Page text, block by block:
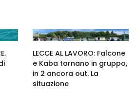
LECCE AL LAVORO: Falcone
e Kaba tornano in gruppo,
in 2 ancora out. La
situazione